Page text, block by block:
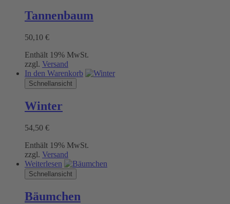
werden
Tannenbaum
50,10 €
Enthält 19% MwSt.
zzgl. Versand
In den Warenkorb
Schnellansicht
Winter
54,50 €
Enthält 19% MwSt.
zzgl. Versand
Weiterlesen
Schnellansicht
Bäumchen